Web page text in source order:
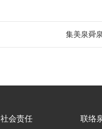
集美泉舜
社会责任 联络